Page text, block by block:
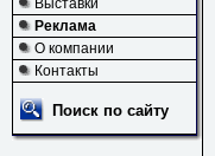
Выставки
Реклама
О компании
Контакты
Поиск по сайту